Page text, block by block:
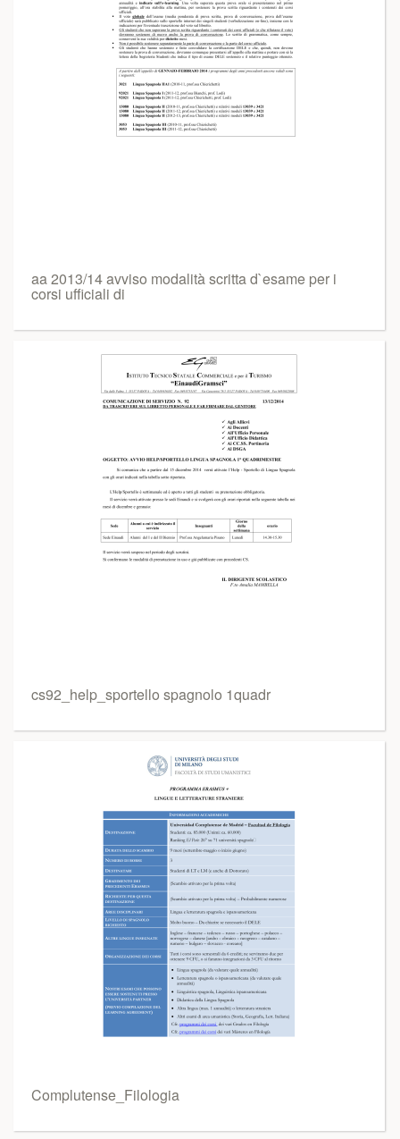
aa 2013/14 avviso modalità scritta d`esame per i
corsi ufficiali di
cs92_help_sportello spagnolo 1quadr
Complutense_Filologia